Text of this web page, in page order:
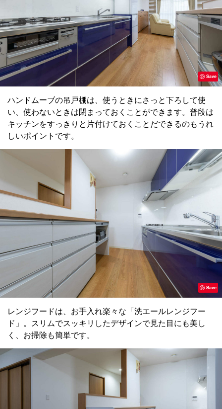
Save
ハンドムーブの吊戸棚は、使うときにさっと下ろして使
い、使わないときは閉まっておくことができます。普段は
キッチンをすっきりと片付けておくことだできるのもうれ
しいポイントです。
Save
レンジフードは、お手入れ楽々な「洗エールレンジフー
ド」。スリムでスッキリしたデザインで見た目にも美し
く、お掃除も簡単です。